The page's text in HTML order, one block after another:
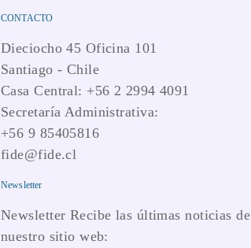
CONTACTO
Dieciocho 45 Oficina 101
Santiago - Chile
Casa Central: +56 2 2994 4091
Secretaría Administrativa:
+56 9 85405816
fide@fide.cl
Newsletter
Newsletter Recibe las últimas noticias de
nuestro sitio web: